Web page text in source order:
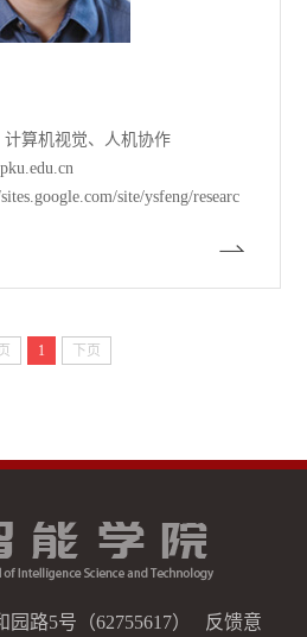
计算机视觉、人机协作
site/ysfeng/researc
1 下页
园路5号（62755617） 反馈意